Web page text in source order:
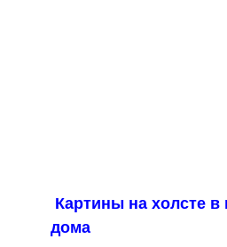
Картины на холсте в
дома